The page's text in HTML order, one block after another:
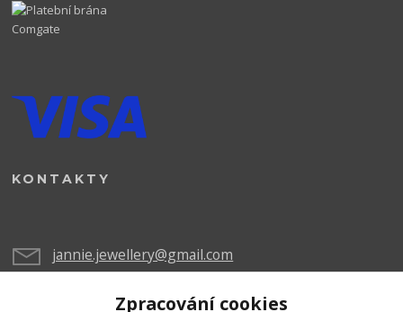
KONTAKTY
jannie.jewellery@gmail.com
Zpracování cookies